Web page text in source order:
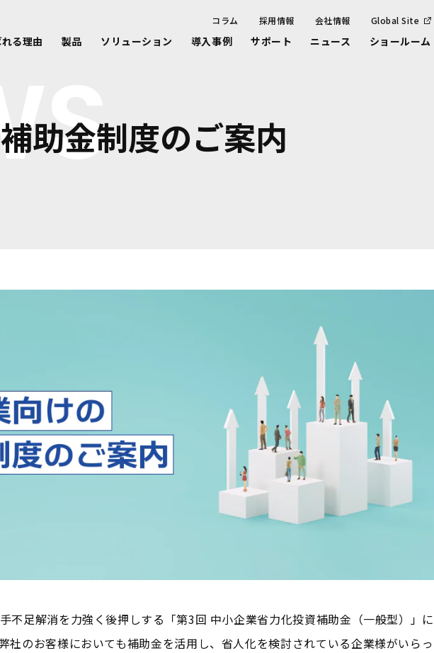
コラム 採用情報 会社情報 Global Site
る理由 製品 ソリューション 導入事例 サポート ニュース ショールーム
助金制度のご案内
不足解消を力強く後押しする「第3回 中小企業省力化投資補助金（一般型）」に
社のお客様においても補助金を活用し、省人化を検討されている企業様がいらっ